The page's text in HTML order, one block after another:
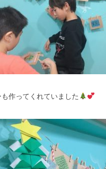
作ってくれていました